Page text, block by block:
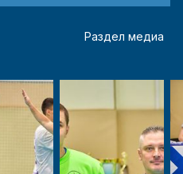
Раздел медиа